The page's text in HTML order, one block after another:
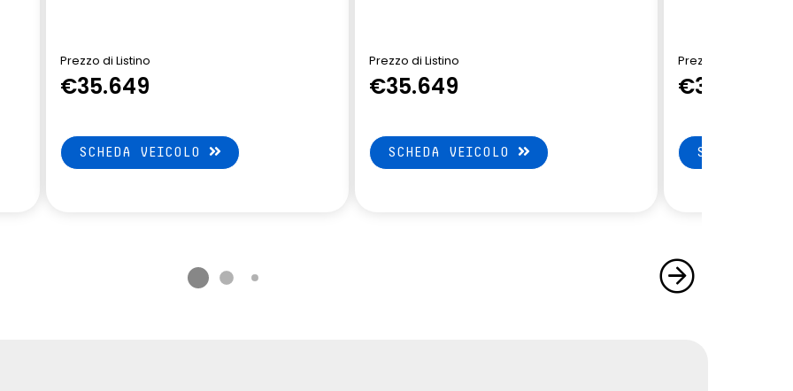
rimovibile
antifurto predisposizione etilometro
riconoscimento face ID
Prezzo di Listino
€35.649
SCHEDA VEICOLO
Prezzo di Listino
€35.649
SCHEDA VEICOLO
Prezzo di Listino
€36.249
SCHEDA